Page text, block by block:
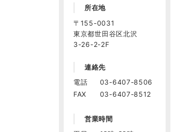
所在地
〒155-0031
東京都世田谷区北沢
3-26-2-2F
連絡先
電話
03-6407-8506
FAX
03-6407-8512
営業時間